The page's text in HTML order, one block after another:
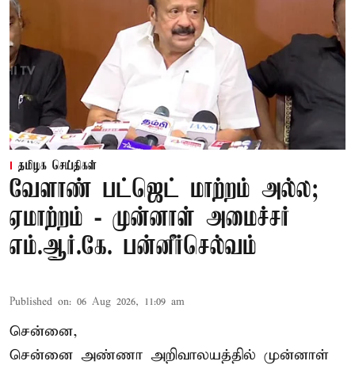
தமிழக செய்திகள்
வேளாண் பட்ஜெட் மாற்றம் அல்ல;
ஏமாற்றம் - முன்னாள் அமைச்சர்
எம்.ஆர்.கே. பன்னீர்செல்வம்
Published on: 06 Aug 2026, 11:09 am
சென்னை,
சென்னை அண்ணா அறிவாலயத்தில் முன்னாள்